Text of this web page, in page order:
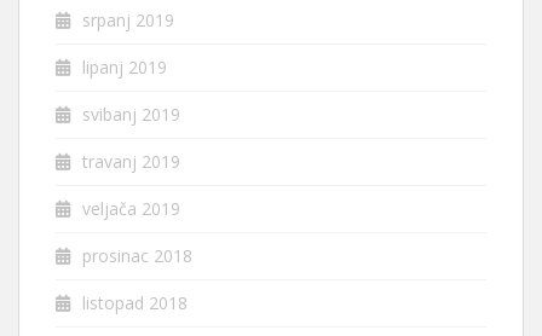
srpanj 2019
lipanj 2019
svibanj 2019
travanj 2019
veljača 2019
prosinac 2018
listopad 2018